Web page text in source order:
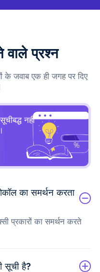
प्रश्न
के जवाब एक ही जगह पर दिए
नहीं
का समर्थन करता
प्रकारों का समर्थन करते
सूची है?